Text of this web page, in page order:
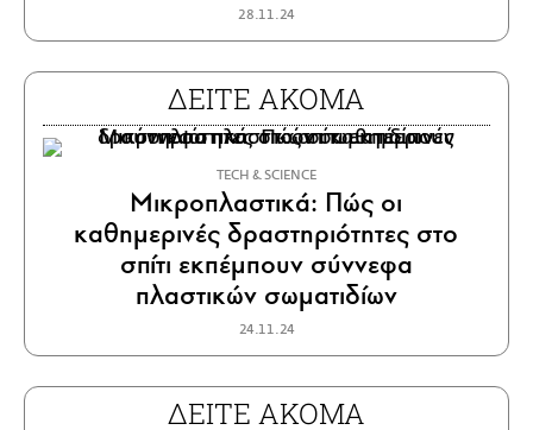
28.11.24
ΔΕΙΤΕ ΑΚΟΜΑ
ΤECH & SCIENCE
Μικροπλαστικά: Πώς οι
καθημερινές δραστηριότητες στο
σπίτι εκπέμπουν σύννεφα
πλαστικών σωματιδίων
24.11.24
ΔΕΙΤΕ ΑΚΟΜΑ